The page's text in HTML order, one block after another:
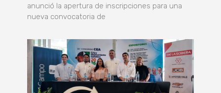
anunció la apertura de inscripciones para una
nueva convocatoria de